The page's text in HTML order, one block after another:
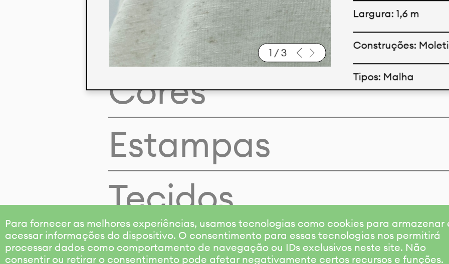
Para fornecer as melhores experiências, usamos tecnologias como cookies para armazenar
acessar informações do dispositivo. O consentimento para essas tecnologias nos permitirá
processar dados como comportamento de navegação ou IDs exclusivos neste site. Não
consentir ou retirar o consentimento pode afetar negativamente certos recursos e funções.
1 /3
Largura: 1,6 m
Construções:
Tipos: Malha
Cores
Estampas
Tecidos